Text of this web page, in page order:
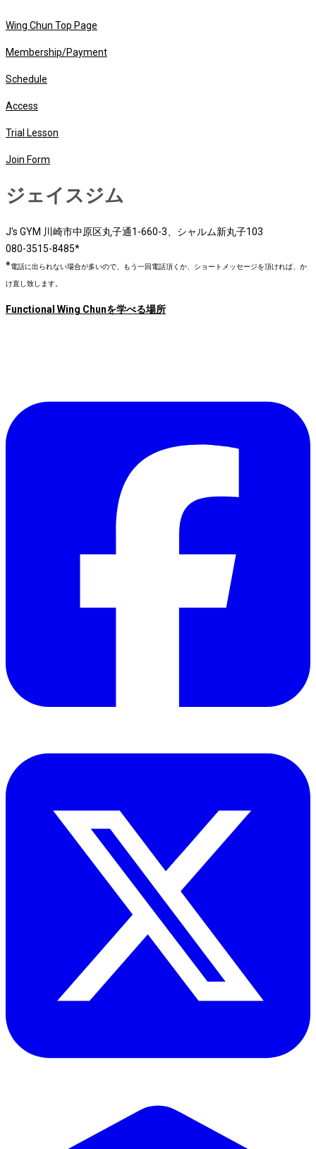
Wing Chun Top Page
Membership/Payment
Schedule
Access
Trial Lesson
Join Form
ジェイスジム
J's GYM 川崎市中原区丸子通1-660-3、シャルム新丸子103
080-3515-8485*
*電話に出られない場合が多いので、もう一回電話頂くか、ショートメッセージを頂ければ、か
け直し致します。
Functional Wing Chunを学べる場所